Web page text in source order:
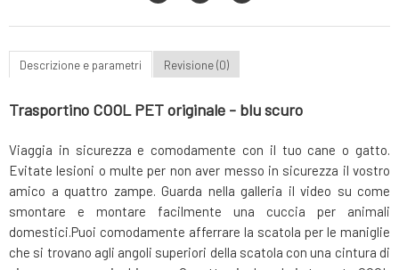
Descrizione e parametri Revisione (0)
Trasportino COOL PET originale - blu scuro
Viaggia in sicurezza e comodamente con il tuo cane o gatto.
Evitate lesioni o multe per non aver messo in sicurezza il vostro
amico a quattro zampe. Guarda nella galleria il video su come
smontare e montare facilmente una cuccia per animali
domestici.Puoi comodamente afferrare la scatola per le maniglie
che si trovano agli angoli superiori della scatola con una cintura di